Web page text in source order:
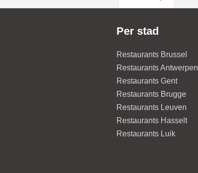
Per stad
Restaurants Brussel
Restaurants Antwerpen
Restaurants Gent
Restaurants Brugge
Restaurants Leuven
Restaurants Hasselt
Restaurants Luik